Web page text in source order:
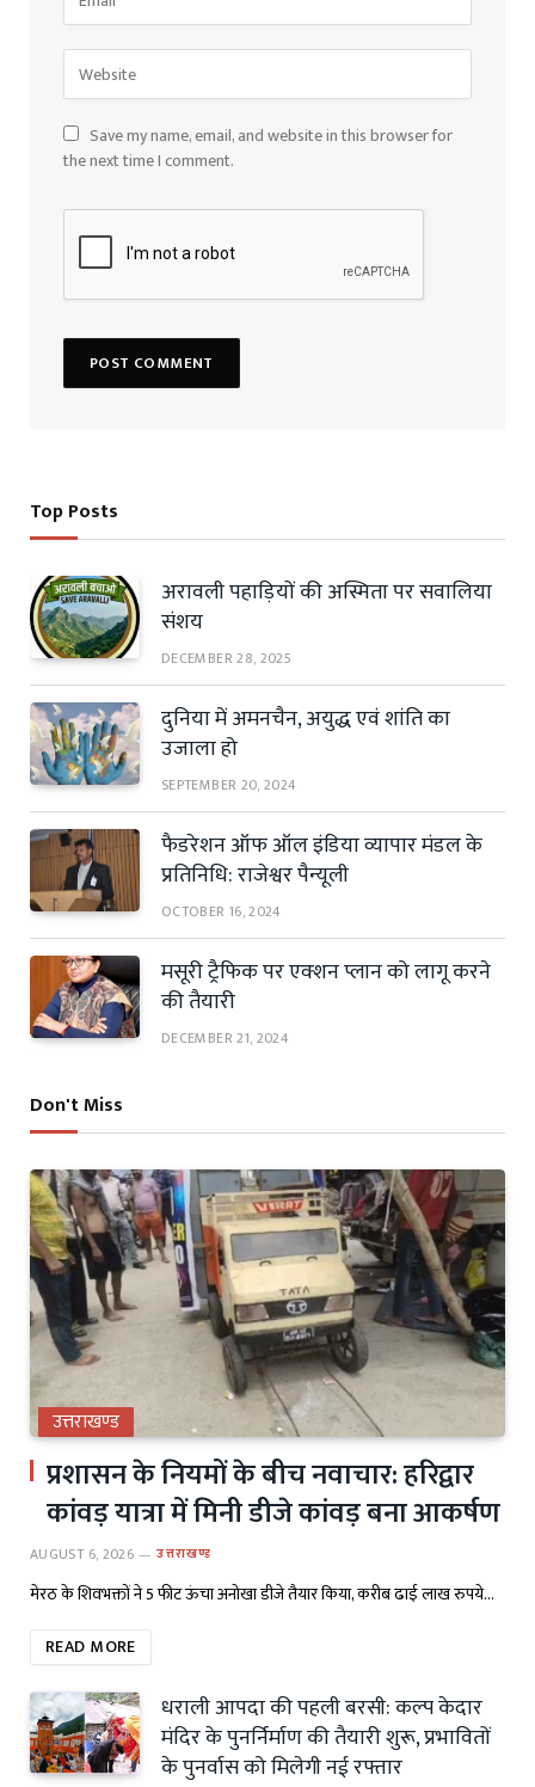
Save my name, email, and website in this browser for
the next time I comment.
Top Posts
अरावली पहाड़ियों की अस्मिता पर सवालिया
संशय
DECEMBER 28, 2025
दुनिया में अमनचैन, अयुद्ध एवं शांति का
उजाला हो
SEPTEMBER 20, 2024
फैडरेशन ऑफ ऑल इंडिया व्यापार मंडल के
प्रतिनिधि: राजेश्वर पैन्यूली
OCTOBER 16, 2024
मसूरी ट्रैफिक पर एक्शन प्लान को लागू करने
की तैयारी
DECEMBER 21, 2024
Don't Miss
उत्तराखण्ड
प्रशासन के नियमों के बीच नवाचार: हरिद्वार
कांवड़ यात्रा में मिनी डीजे कांवड़ बना आकर्षण
AUGUST 6, 2026 उत्तराखण्ड
मेरठ के शिवभक्तों ने 5 फीट ऊंचा अनोखा डीजे तैयार किया, करीब ढाई लाख रुपये…
READ MORE
धराली आपदा की पहली बरसी: कल्प केदार
मंदिर के पुनर्निर्माण की तैयारी शुरू, प्रभावितों
के पुनर्वास को मिलेगी नई रफ्तार